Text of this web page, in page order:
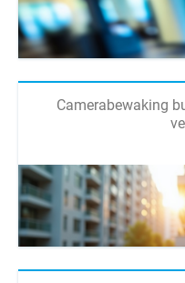
Camerabewaking